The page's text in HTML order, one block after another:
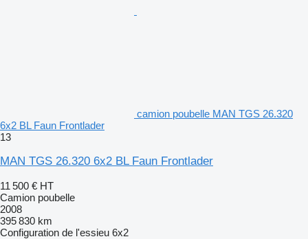
camion poubelle MAN TGS 26.320
6x2 BL Faun Frontlader
13
MAN TGS 26.320 6x2 BL Faun Frontlader
11 500 € HT
Camion poubelle
2008
395 830 km
Configuration de l'essieu 6x2